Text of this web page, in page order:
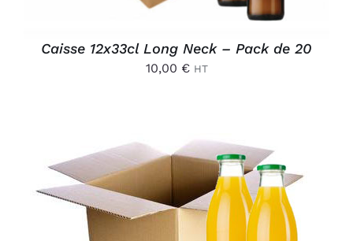
Caisse 12x33cl Long Neck – Pack de 20
10,00 € HT
AJOUTER AU PANIER
DÉTAILS